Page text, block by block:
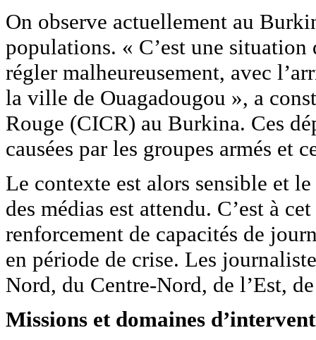
On observe actuellement au
populations. « C’est une situation
régler malheureusement, avec
la ville de Ouagadougou », a
Rouge (CICR) au Burkina. Ces
causées par les groupes armés et
Le contexte est alors sensible et
des médias est attendu. C’est à
renforcement de capacités de
en période de crise. Les
Nord, du Centre-Nord, de l’Est,
Missions et domaines